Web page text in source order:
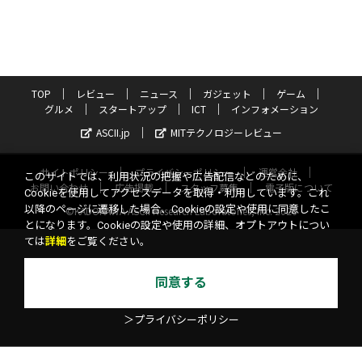
TOP レビュー ニュース ガジェット
ゲーム
グルメ
スタートアップ ICT
インフォメーション
ASCII.jp
MITテクノロジーレビュー
サイトポリシー プライバシーポリシー
運営会社
お問い合わせ
広告掲載 スタッフ募集
電子版について
©KADOKAWA ASCII Research Laboratories, Inc. 2026
このサイトでは、利用状況の把握や広告配信などのために、
Cookieを使用してアクセスデータを取得・利用しています。これ
以降のページに遷移した場合、Cookieの設定や使用に同意したこ
とになります。Cookieの設定や使用の詳細、オプトアウトについ
ては詳細 をご覧ください。
同意する
＞プライバシーポリシー